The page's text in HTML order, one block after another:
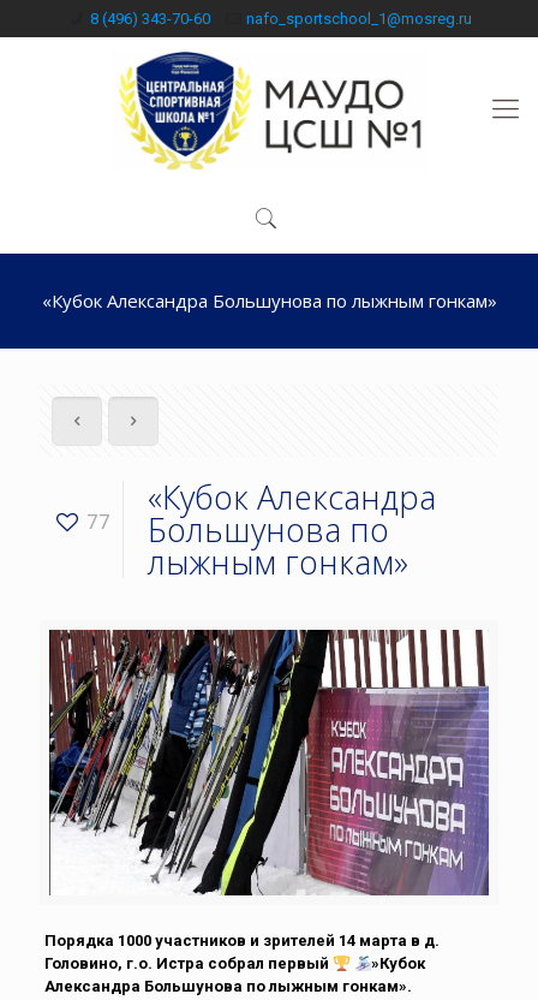
8 (496) 343-70-60 nafo_sportschool_1@mosreg.ru
«Кубок Александра Большунова по лыжным гонкам»
77
«Кубок Александра
Большунова по
лыжным гонкам»
Порядка 1000 участников и зрителей 14 марта в д.
Головино, г.о. Истра собрал первый
»Кубок
Александра Большунова по лыжным гонкам».